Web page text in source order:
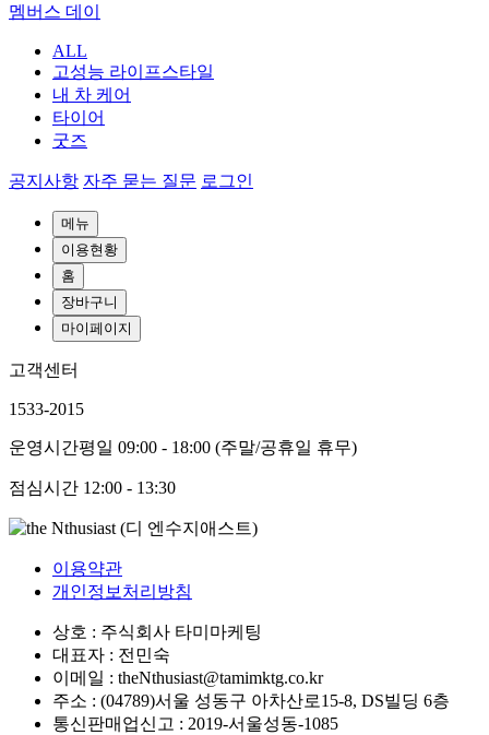
멤버스 데이
ALL
고성능 라이프스타일
내 차 케어
타이어
굿즈
공지사항 자주 묻는 질문 로그인
메뉴
이용현황
홈
장바구니
마이페이지
고객센터
1533-2015
운영시간평일 09:00 - 18:00 (주말/공휴일 휴무)
점심시간 12:00 - 13:30
이용약관
개인정보처리방침
상호 : 주식회사 타미마케팅
대표자 : 전민숙
이메일 : theNthusiast@tamimktg.co.kr
주소 : (04789)서울 성동구 아차산로15-8, DS빌딩 6층
통신판매업신고 : 2019-서울성동-1085